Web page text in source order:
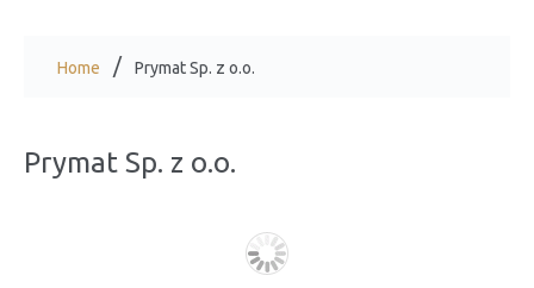
Home Prymat Sp. z o.o.
Prymat Sp. z o.o.